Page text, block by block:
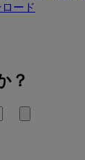
ード
？
検